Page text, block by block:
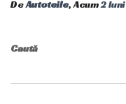
DeAutoteile, Acum2 luni
Caută